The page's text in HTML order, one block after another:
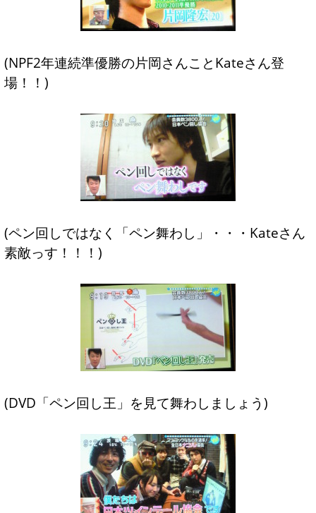
(NPF2年連続準優勝の片岡さんことKateさん登
場！！)
(ペン回しではなく「ペン舞わし」・・・Kateさん
素敵っす！！！)
(DVD「ペン回し王」を見て舞わしましょう)